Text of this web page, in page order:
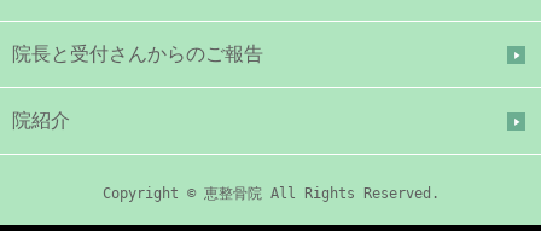
院長と受付さんからのご報告
院紹介
Copyright © 恵整骨院 All Rights Reserved.